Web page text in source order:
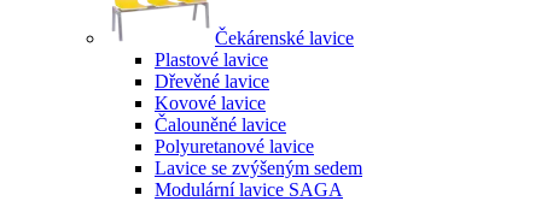
Čekárenské lavice
Plastové lavice
Dřevěné lavice
Kovové lavice
Čalouněné lavice
Polyuretanové lavice
Lavice se zvýšeným sedem
Modulární lavice SAGA